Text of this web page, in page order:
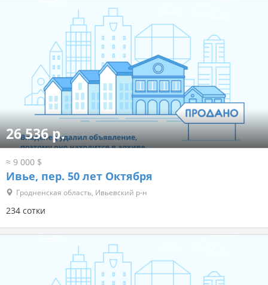
26 536 р.
≈ 9 000 $
Ивье, пер. 50 лет Октября
Гродненская область, Ивьевский р-н
234 сотки